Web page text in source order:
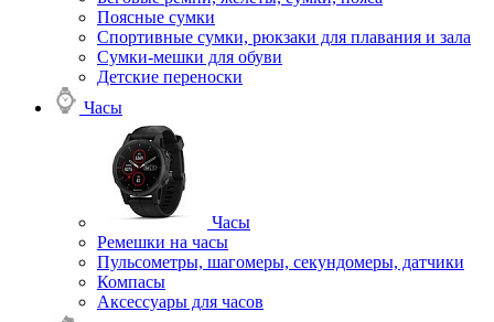
Поясные сумки
Спортивные сумки, рюкзаки для плавания и зала
Сумки-мешки для обуви
Детские переноски
Часы
Часы
Ремешки на часы
Пульсометры, шагомеры, секундомеры, датчики
Компасы
Аксессуары для часов